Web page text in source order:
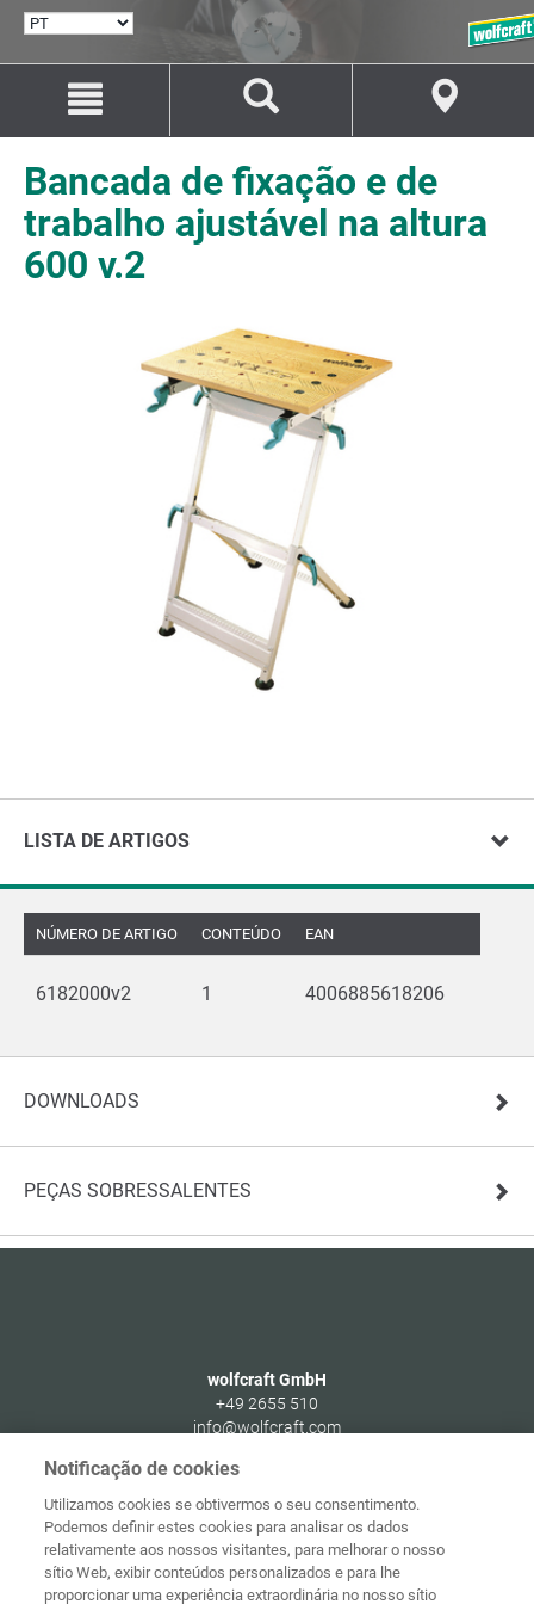
SELECIONAR
Avançar
o
conteúdo
Avançar
a
navegação
Bancada de fixação e de
trabalho ajustável na altura
600 v.2
LISTA DE ARTIGOS
NÚMERO DE ARTIGO CONTEÚDO EAN
6182000v2 1 4006885618206
DOWNLOADS
PEÇAS SOBRESSALENTES
wolfcraft GmbH
+49 2655 510
info@wolfcraft.com
Wolffstraße 1
Germany
Notificação de cookies
Utilizamos cookies se obtivermos o seu consentimento.
Podemos definir estes cookies para analisar os dados
relativamente aos nossos visitantes, para melhorar o nosso
sítio Web, exibir conteúdos personalizados e para lhe
proporcionar uma experiência extraordinária no nosso sítio